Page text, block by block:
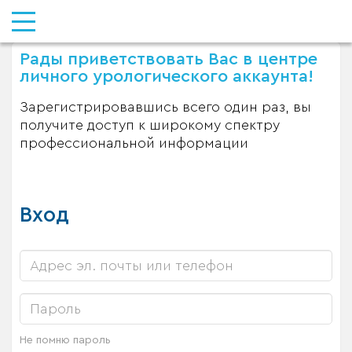
Рады приветствовать Вас в центре
личного урологического аккаунта!
Зарегистрировавшись всего один раз, вы
получите доступ к широкому спектру
профессиональной информации
Вход
Не помню пароль